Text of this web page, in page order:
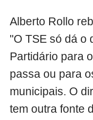
Alberto Rollo
"O TSE só dá o
Partidário para
passa ou para
municipais. O
tem outra fonte